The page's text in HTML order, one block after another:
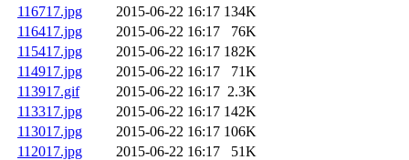
116717.jpg
2015-06-22 16:17 134K
116417.jpg
2015-06-22 16:17
76K
115417.jpg
2015-06-22 16:17 182K
114917.jpg
2015-06-22 16:17
71K
113917.gif
2015-06-22 16:17 2.3K
113317.jpg
2015-06-22 16:17 142K
113017.jpg
2015-06-22 16:17 106K
112017.jpg
2015-06-22 16:17
51K